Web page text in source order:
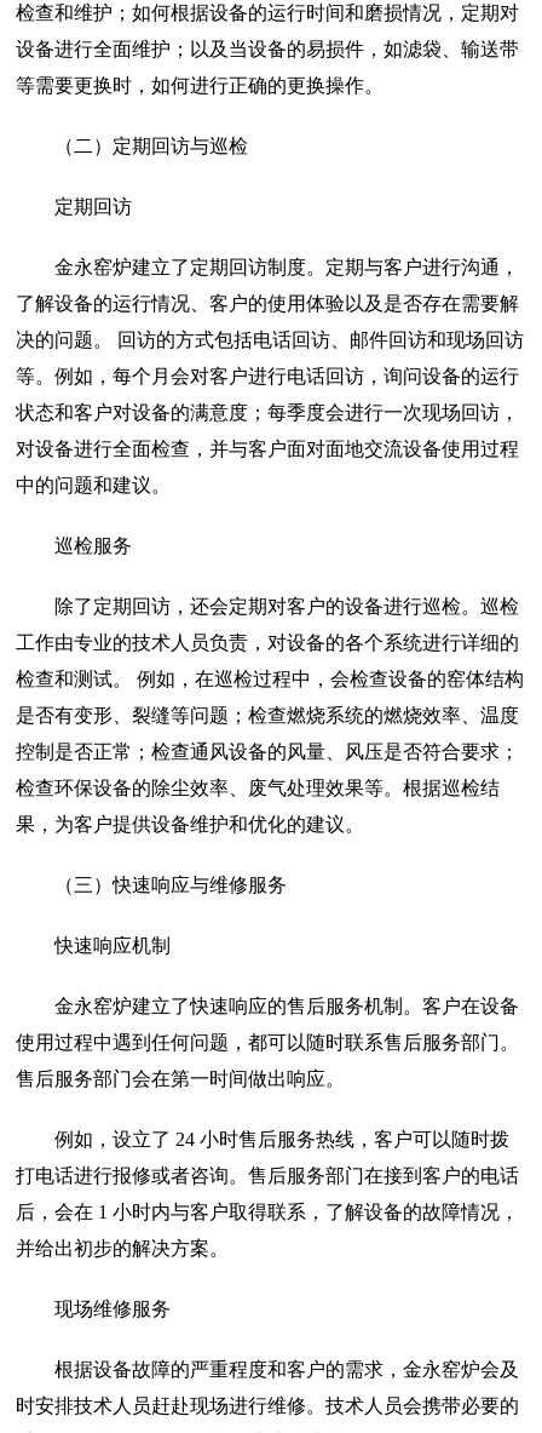
检查和维护；如何根据设备的运行时间和磨损情况，定期对
设备进行全面维护；以及当设备的易损件，如滤袋、输送带
等需要更换时，如何进行正确的更换操作。
（二）定期回访与巡检
定期回访
金永窑炉建立了定期回访制度。定期与客户进行沟通，
了解设备的运行情况、客户的使用体验以及是否存在需要解
决的问题。 回访的方式包括电话回访、邮件回访和现场回访
等。例如，每个月会对客户进行电话回访，询问设备的运行
状态和客户对设备的满意度；每季度会进行一次现场回访，
对设备进行全面检查，并与客户面对面地交流设备使用过程
中的问题和建议。
巡检服务
除了定期回访，还会定期对客户的设备进行巡检。巡检
工作由专业的技术人员负责，对设备的各个系统进行详细的
检查和测试。 例如，在巡检过程中，会检查设备的窑体结构
是否有变形、裂缝等问题；检查燃烧系统的燃烧效率、温度
控制是否正常；检查通风设备的风量、风压是否符合要求；
检查环保设备的除尘效率、废气处理效果等。根据巡检结
果，为客户提供设备维护和优化的建议。
（三）快速响应与维修服务
快速响应机制
金永窑炉建立了快速响应的售后服务机制。客户在设备
使用过程中遇到任何问题，都可以随时联系售后服务部门。
售后服务部门会在第一时间做出响应。
例如，设立了 24 小时售后服务热线，客户可以随时拨
打电话进行报修或者咨询。售后服务部门在接到客户的电话
后，会在 1 小时内与客户取得联系，了解设备的故障情况，
并给出初步的解决方案。
现场维修服务
根据设备故障的严重程度和客户的需求，金永窑炉会及
时安排技术人员赶赴现场进行维修。技术人员会携带必要的